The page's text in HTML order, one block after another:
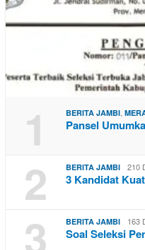
1 BERITA JAMBI
Pansel
2 BERITA JAMBI 210
3 Kandidat
3 BERITA JAMBI 163
Soal Seleksi